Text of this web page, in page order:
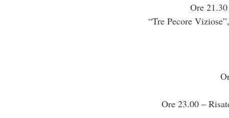
Ore
“Tre Pecore
Ore 23.00 –